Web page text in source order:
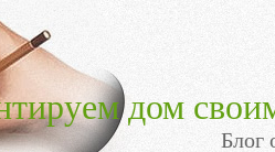
дом
Блог